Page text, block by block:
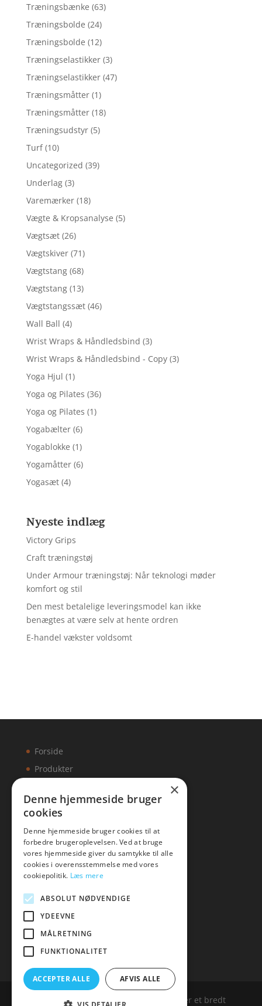
Træningsbænke (63)
Træningsbolde (24)
Træningsbolde (12)
Træningselastikker (3)
Træningselastikker (47)
Træningsmåtter (1)
Træningsmåtter (18)
Træningsudstyr (5)
Turf (10)
Uncategorized (39)
Underlag (3)
Varemærker (18)
Vægte & Kropsanalyse (5)
Vægtsæt (26)
Vægtskiver (71)
Vægtstang (68)
Vægtstang (13)
Vægtstangssæt (46)
Wall Ball (4)
Wrist Wraps & Håndledsbind (3)
Wrist Wraps & Håndledsbind - Copy (3)
Yoga Hjul (1)
Yoga og Pilates (36)
Yoga og Pilates (1)
Yogabælter (6)
Yogablokke (1)
Yogamåtter (6)
Yogasæt (4)
Nyeste indlæg
Victory Grips
Craft træningstøj
Under Armour træningstøj: Når teknologi møder
komfort og stil
Den mest betalelige leveringsmodel kan ikke
benægtes at være selv at hente ordren
E-handel vækster voldsomt
Forside
Produkter
Artikler
Malawigruppen
Mail:hej@malawigruppen.dk
Malawigruppen.dk er siden, der samler et bredt
×
Denne hjemmeside bruger
cookies
Denne hjemmeside bruger cookies til at
forbedre brugeroplevelsen. Ved at bruge
vores hjemmeside giver du samtykke til alle
cookies i overensstemmelse med vores
cookiepolitik. Læs mere
ABSOLUT NØDVENDIGE
YDEEVNE
MÅLRETNING
FUNKTIONALITET
ACCEPTER ALLE AFVIS ALLE